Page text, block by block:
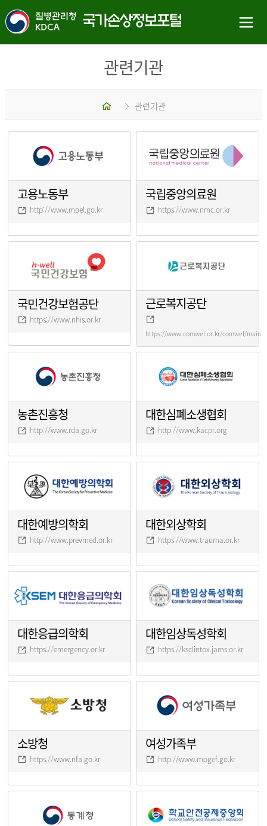
관련기관
홈 관련기관
고용노동부
http://www.moel.go.kr
국립중앙의료원
https://www.nmc.or.kr
국민건강보험공단
https://www.nhis.or.kr
근로복지공단
https://www.comwel.or.kr/comwel/
농촌진흥청
http://www.rda.go.kr
대한심폐소생협회
http://www.kacpr.org
대한예방의학회
http://www.prevmed.or.kr
대한외상학회
https://www.trauma.or.kr
대한응급의학회
https://emergency.or.kr
대한임상독성학회
https://ksclintox.jams.or.kr
소방청
https://www.nfa.go.kr
여성가족부
http://www.mogef.go.kr